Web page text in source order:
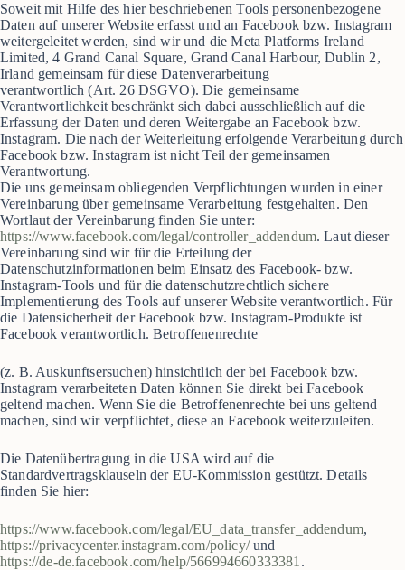
Soweit mit Hilfe des hier beschriebenen Tools personenbezogene
Daten auf unserer Website erfasst und an Facebook bzw. Instagram
weitergeleitet werden, sind wir und die Meta Platforms Ireland
Limited, 4 Grand Canal Square, Grand Canal Harbour, Dublin 2,
Irland gemeinsam für diese Datenverarbeitung
verantwortlich (Art. 26 DSGVO). Die gemeinsame
Verantwortlichkeit beschränkt sich dabei ausschließlich auf die
Erfassung der Daten und deren Weitergabe an Facebook bzw.
Instagram. Die nach der Weiterleitung erfolgende Verarbeitung durch
Facebook bzw. Instagram ist nicht Teil der gemeinsamen
Verantwortung.
Die uns gemeinsam obliegenden Verpflichtungen wurden in einer
Vereinbarung über gemeinsame Verarbeitung festgehalten. Den
Wortlaut der Vereinbarung finden Sie unter:
https://www.facebook.com/legal/controller_addendum. Laut dieser
Vereinbarung sind wir für die Erteilung der
Datenschutzinformationen beim Einsatz des Facebook- bzw.
Instagram-Tools und für die datenschutzrechtlich sichere
Implementierung des Tools auf unserer Website verantwortlich. Für
die Datensicherheit der Facebook bzw. Instagram-Produkte ist
Facebook verantwortlich. Betroffenenrechte
(z. B. Auskunftsersuchen) hinsichtlich der bei Facebook bzw.
Instagram verarbeiteten Daten können Sie direkt bei Facebook
geltend machen. Wenn Sie die Betroffenenrechte bei uns geltend
machen, sind wir verpflichtet, diese an Facebook weiterzuleiten.
Die Datenübertragung in die USA wird auf die
Standardvertragsklauseln der EU-Kommission gestützt. Details
finden Sie hier:
https://www.facebook.com/legal/EU_data_transfer_addendum,
https://privacycenter.instagram.com/policy/und
https://de-de.facebook.com/help/566994660333381 .